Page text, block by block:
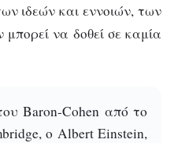
ιδεών και εννοιών, των
μπορεί να δοθεί σε καμία
Baron-Cohen από το
ο Albert Einstein,